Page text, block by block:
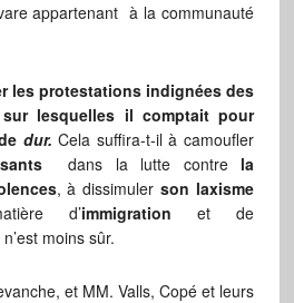
appartenant à la communauté
les protestations indignées des
sur lesquelles il comptait pour
dur. Cela suffira-t-il à camoufler
dans la lutte contrela
, à dissimulerson laxisme
d’immigration et de
moins sûr.
et MM. Valls, Copé et leurs